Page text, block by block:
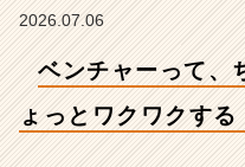
イ
ム
ラ
2026.07.06
ベンチャーって、
ょっとワクワクする